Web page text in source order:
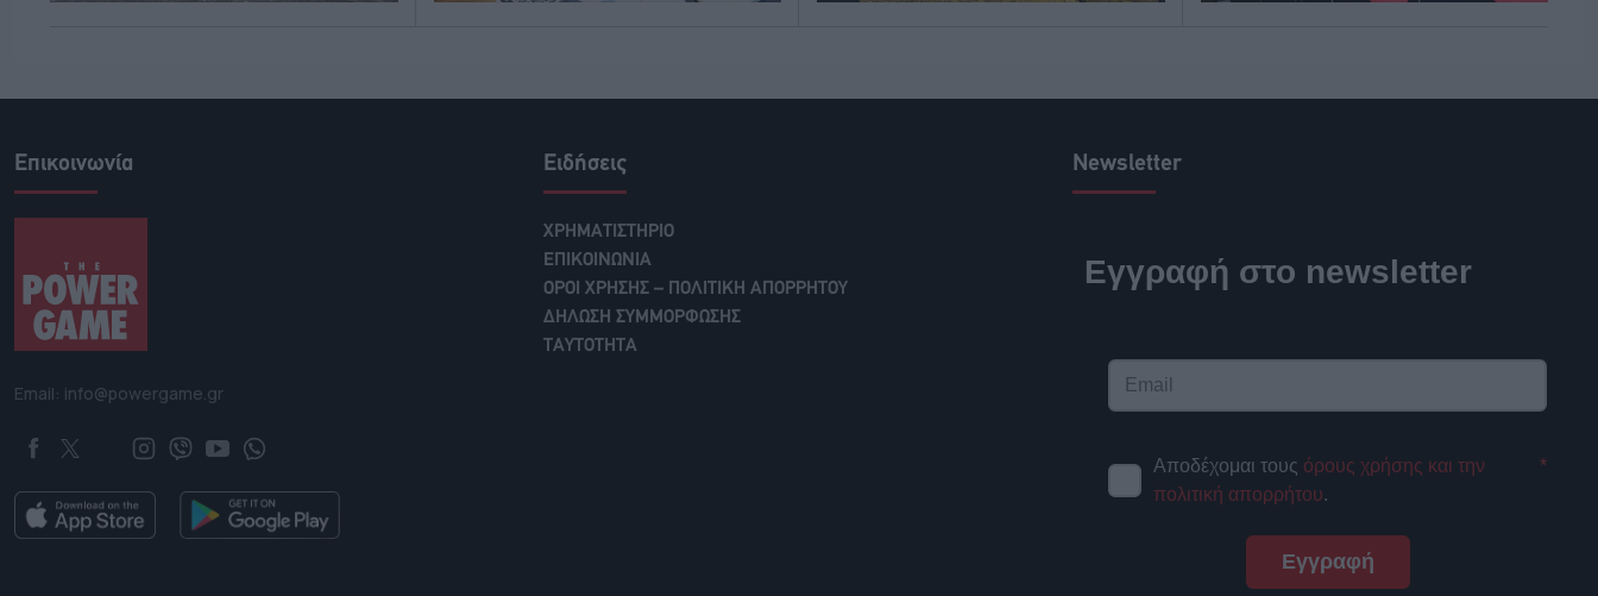
Επικοινωνία
Email: info@powergame.gr
Ειδήσεις
ΧΡΗΜΑΤΙΣΤΗΡΙΟ
ΕΠΙΚΟΙΝΩΝΙΑ
ΟΡΟΙ ΧΡΗΣΗΣ – ΠΟΛΙΤΙΚΗ ΑΠΟΡΡΗΤΟΥ
ΔΗΛΩΣΗ ΣΥΜΜΟΡΦΩΣΗΣ
ΤΑΥΤΟΤΗΤΑ
Newsletter
Εγγραφή στο newsletter
Αποδέχομαι τους όρους χρήσης και την
πολιτική απορρήτου.
*
Εγγραφή